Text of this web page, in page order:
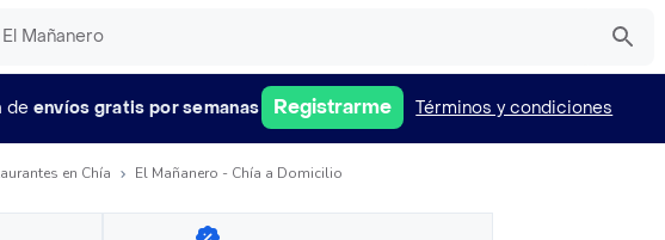
de envíos gratis por semanas Registrarme Términos y condiciones
en Chía El Mañanero - Chía a Domicilio